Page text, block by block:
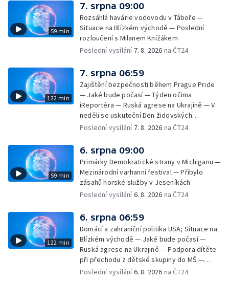
59 min
7. srpna 09:00
Rozsáhlá havárie vodovodu v Táboře —
Situace na Blízkém východě — Poslední
rozloučení s Milanem Knížákem
Poslední vysílání 7. 8. 2026 na ČT24
122 min
7. srpna 06:59
Zajištění bezpečnosti během Prague Pride
— Jaké bude počasí — Týden očima
iReportéra — Ruská agrese na Ukrajině — V
neděli se uskuteční Den židovských
památek — Vila Tugendhat slaví 25 let na
atletice 2026 — Výzkum: epidemie digitálních
závislostí je mýtus — Demolice vyhořelé
výškové budovy ve Zlíně
Poslední vysílání 7. 8. 2026 na ČT24
59 min
6. srpna 09:00
Primárky Demokratické strany v Michiganu —
Mezinárodní varhanní festival — Přibylo
zásahů horské služby v Jeseníkách
Poslední vysílání6. 8. 2026 na ČT24
122 min
6. srpna 06:59
Domácí a zahraniční politika USA; Situace na
Blízkém východě — Jaké bude počasí —
Ruská agrese na Ukrajině — Podpora dítěte
při přechodu z dětské skupiny do MŠ —
Filmové premiéry týdne — Dvě deci tuše v
Poslední vysílání6. 8. 2026 na ČT24